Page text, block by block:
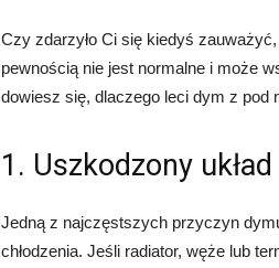
Czy zdarzyło Ci się kiedyś
pewnością nie jest normalne i może
dowiesz się, dlaczego leci dym z
1. Uszkodzony
Jedną z najczęstszych przyczyn
chłodzenia. Jeśli radiator, węże lub